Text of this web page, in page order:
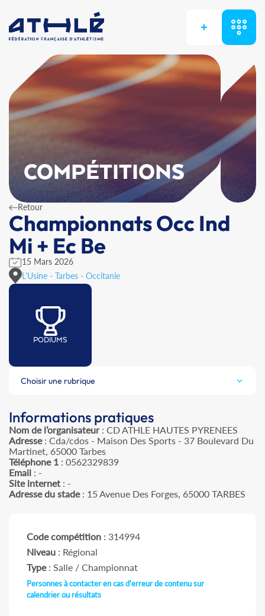
+
COMPÉTITIONS
Retour
Championnats Occ Ind
Mi + Ec Be
15 Mars 2026
L'Usine - Tarbes - Occitanie
PODIUMS
Choisir une rubrique
Informations pratiques
Nom de l’organisateur: CD ATHLE HAUTES PYRENEES
Adresse: Cda/cdos - Maison Des Sports - 37 Boulevard Du
Martinet, 65000 Tarbes
Téléphone 1 : 0562329839
Email : -
Site internet : -
Adresse du stade: 15 Avenue Des Forges, 65000 TARBES
Code compétition : 314994
Niveau : Régional
Type: Salle / Championnat
Personnes à contacter en cas d'erreur de contenu sur
calendrier ou résultats